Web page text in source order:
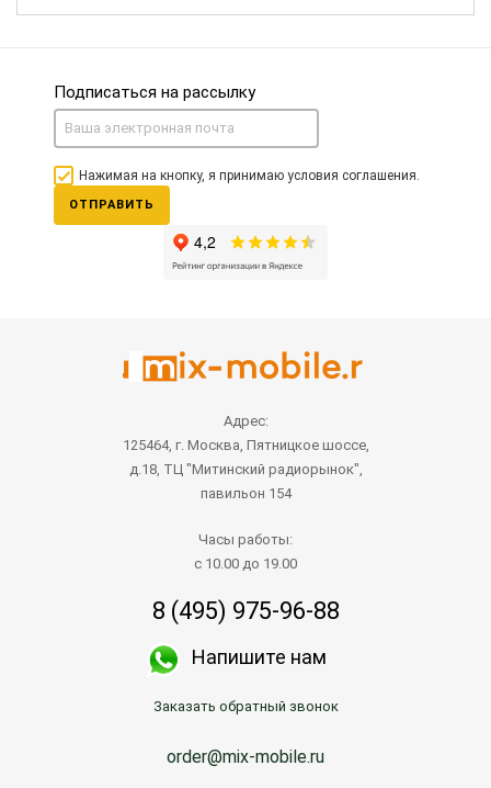
Подписаться на рассылку
Нажимая на кнопку, я принимаю условия соглашения.
ОТПРАВИТЬ
Адрес:
125464, г. Москва, Пятницкое шоссе,
д.18, ТЦ "Митинский радиорынок",
павильон 154
Часы работы:
с 10.00 до 19.00
8 (495) 975-96-88
Напишите нам
Заказать обратный звонок
order@mix-mobile.ru